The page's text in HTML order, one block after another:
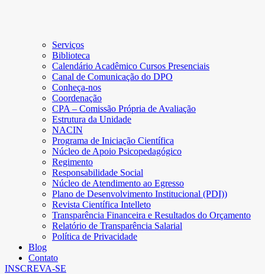
Serviços
Biblioteca
Calendário Acadêmico Cursos Presenciais
Canal de Comunicação do DPO
Conheça-nos
Coordenação
CPA – Comissão Própria de Avaliação
Estrutura da Unidade
NACIN
Programa de Iniciação Científica
Núcleo de Apoio Psicopedagógico
Regimento
Responsabilidade Social
Núcleo de Atendimento ao Egresso
Plano de Desenvolvimento Institucional (PDI))
Revista Científica Intelleto
Transparência Financeira e Resultados do Orçamento
Relatório de Transparência Salarial
Política de Privacidade
Blog
Contato
INSCREVA-SE